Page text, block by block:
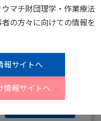
マチ財団理学・作業療法
の方々に向けての情報を
報サイトへ
情報サイトへ
研究助成、第13回塩川
開始
リウマチ専門職
請受付開始